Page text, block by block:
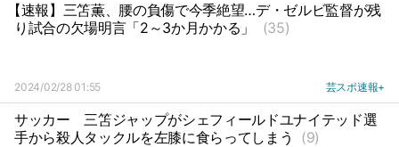
【速報】三笘薫、腰の負傷で今季絶望…デ・ゼルビ監督が残
り試合の欠場明言「2～3か月かかる」
(35)
2024/02/28 01:55 芸スポ速報+
サッカー
三笘ジャップがシェフィールドユナイテッド選
手から殺人タックルを左膝に食らってしまう
(9)